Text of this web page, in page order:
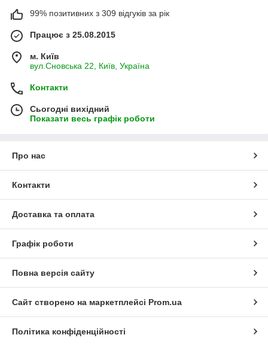
99% позитивних з 309 відгуків за рік
Працює з 25.08.2015
м. Київ
вул.Сновська 22, Київ, Україна
Контакти
Сьогодні вихідний
Показати весь графік роботи
Про нас
Контакти
Доставка та оплата
Графік роботи
Повна версія сайту
Сайт створено на маркетплейсі Prom.ua
Політика конфіденційності